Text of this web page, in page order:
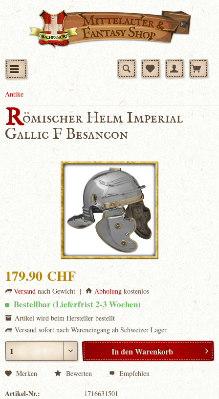
Antike
Römischer Helm Imperial
Gallic F Besancon
179.90 CHF
Versand nach Gewicht | Abholungkostenlos
Bestellbar (Lieferfrist 2-3 Wochen)
Artikel wird beim Hersteller bestellt
Versand sofort nach Wareneingang ab Schweizer Lager
In denWarenkorb
Merken Bewerten Empfehlen
Artikel-Nr.: 1716631501